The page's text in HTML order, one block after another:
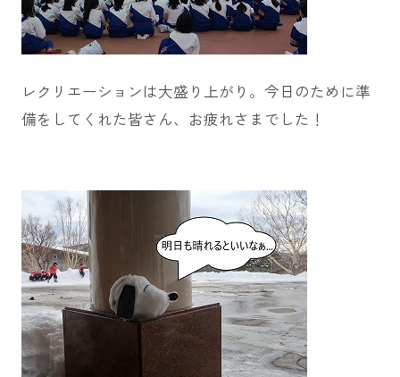
レクリエーションは大盛り上がり。今日のために準
備をしてくれた皆さん、お疲れさまでした！